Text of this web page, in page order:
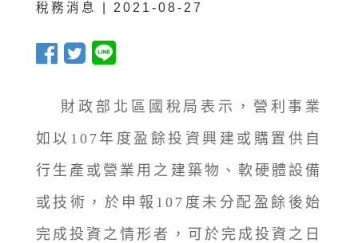
稅務消息 | 2021-08-27
財政部北區國稅局表示，營利事業
如以107年度盈餘投資興建或購置供自
行生產或營業用之建築物、軟硬體設備
或技術，於申報107度未分配盈餘後始
完成投資之情形者，可於完成投資之日